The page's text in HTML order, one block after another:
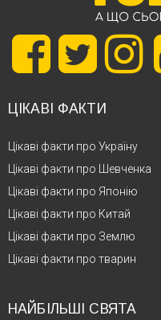
ЦІКАВІ ФАКТИ
Цікаві факти про Україну
Цікаві факти про Шевченка
Цікаві факти про Японію
Цікаві факти про Китай
Цікаві факти про Землю
Цікаві факти про тварин
НАЙБІЛЬШІ СВЯТА